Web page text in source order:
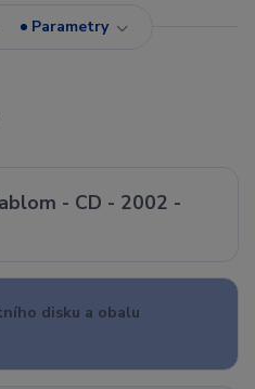
Parametry
- CD - 2002 -
disku a obalu